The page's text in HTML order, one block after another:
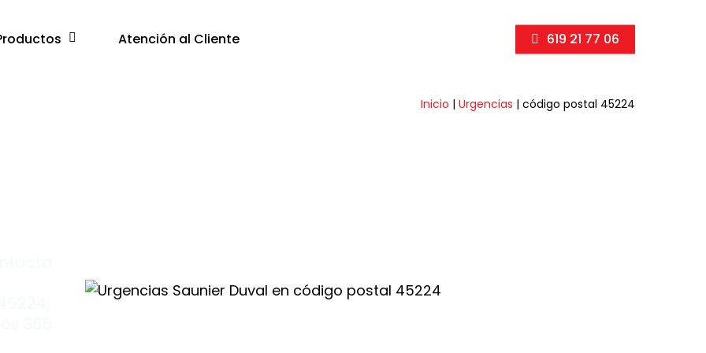
Atención al Cliente 619 21 77 06
Inicio | Urgencias | código postal 45224